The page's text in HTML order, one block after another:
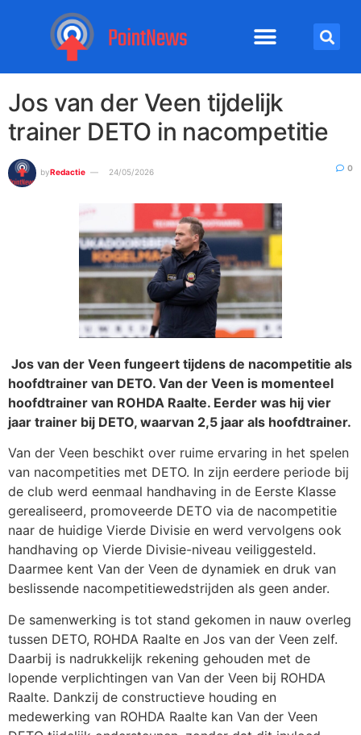
Jos van der Veen tijdelijk
trainer DETO in nacompetitie
byRedactie 24/05/2026 0
Jos van der Veen fungeert tijdens de nacompetitie als
hoofdtrainer van DETO. Van der Veen is momenteel
hoofdtrainer van ROHDA Raalte. Eerder was hij vier
jaar trainer bij DETO, waarvan 2,5 jaar als hoofdtrainer.
Van der Veen beschikt over ruime ervaring in het spelen
van nacompetities met DETO. In zijn eerdere periode bij
de club werd eenmaal handhaving in de Eerste Klasse
gerealiseerd, promoveerde DETO via de nacompetitie
naar de huidige Vierde Divisie en werd vervolgens ook
handhaving op Vierde Divisie-niveau veiliggesteld.
Daarmee kent Van der Veen de dynamiek en druk van
beslissende nacompetitiewedstrijden als geen ander.
De samenwerking is tot stand gekomen in nauw overleg
tussen DETO, ROHDA Raalte en Jos van der Veen zelf.
Daarbij is nadrukkelijk rekening gehouden met de
lopende verplichtingen van Van der Veen bij ROHDA
Raalte. Dankzij de constructieve houding en
medewerking van ROHDA Raalte kan Van der Veen